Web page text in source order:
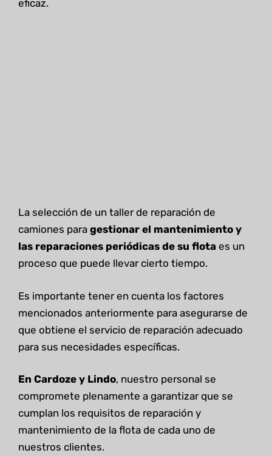
eficaz.
La selección de un taller de reparación de
camiones para gestionar el mantenimiento y
las reparaciones periódicas de su flota es un
proceso que puede llevar cierto tiempo.
Es importante tener en cuenta los factores
mencionados anteriormente para asegurarse de
que obtiene el servicio de reparación adecuado
para sus necesidades específicas.
En Cardoze y Lindo, nuestro personal se
compromete plenamente a garantizar que se
cumplan los requisitos de reparación y
mantenimiento de la flota de cada uno de
nuestros clientes.